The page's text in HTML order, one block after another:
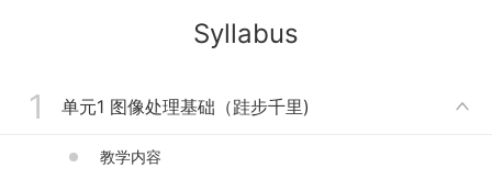
prizes from the Provincial Department of Education; He
presided over 9 provincial-level projects, 1 provincial-level
teaching materials: Photoshop image processing case course,
Photoshop image processing and design, published 2
obtained 4 patents, 3 software copyrights, and published more
Syllabus
1 单元1 图像处理基础（跬步千里) 
教学内容